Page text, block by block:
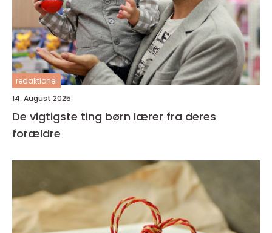
redaktionel
14. August 2025
De vigtigste ting børn lærer fra deres
forældre